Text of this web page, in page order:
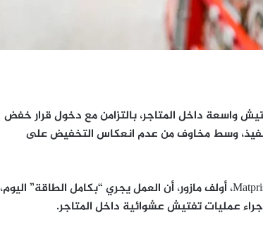
واسعة داخل المتاجر، بالتزامن مع دخول قرار خفض
وسط مخاوف من عدم انعكاس التخفيض على
وأكد الرئيس التنفيذي لمنصة مقارنة الأسعار Matpriskollen، أولف مازور، أن العمل يجري “بكامل الطاقة” اليوم،
عمليات تفتيش عشوائية داخل المتاجر.